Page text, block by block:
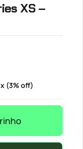
XS –
(3% off)